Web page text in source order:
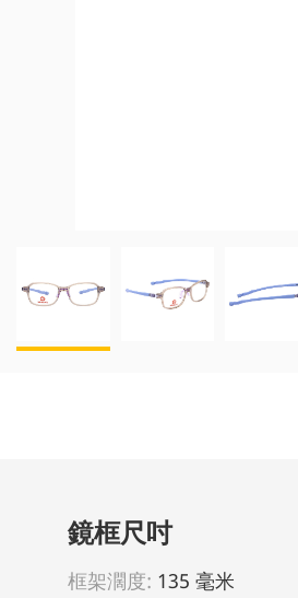
鏡框尺吋
框架濶度: 135 毫米